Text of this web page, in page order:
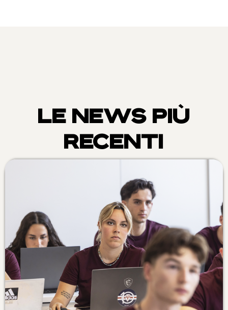
LE NEWS PIÙ
RECENTI